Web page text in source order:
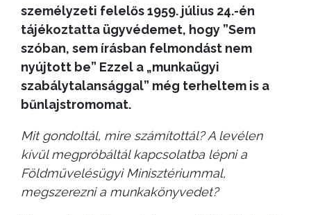
személyzeti felelős 1959. július 24.-én
tájékoztatta ügyvédemet, hogy ”Sem
szóban, sem írásban felmondást nem
nyújtott be” Ezzel a „munkaügyi
szabálytalansággal” még terheltem is a
bűnlajstromomat.
Mit gondoltál, mire számítottál? A levélen
kívül megpróbáltál kapcsolatba lépni a
Földművelésügyi Minisztériummal,
megszerezni a munkakönyvedet?